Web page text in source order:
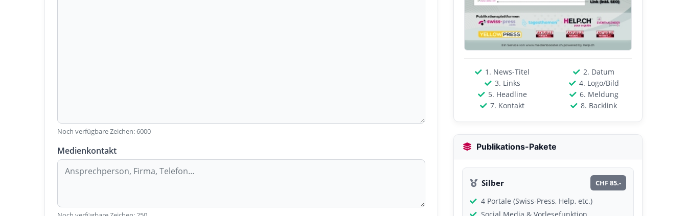
Noch verfügbare Zeichen:6000
Medienkontakt
1. News-Titel
2. Datum
3. Links
4. Logo/Bild
5. Headline
6. Meldung
7. Kontakt
8. Backlink
Publikations-Pakete
Silber CHF 85.-
4 Portale (Swiss-Press, Help, etc.)
Social Media & Vorlesefunktion